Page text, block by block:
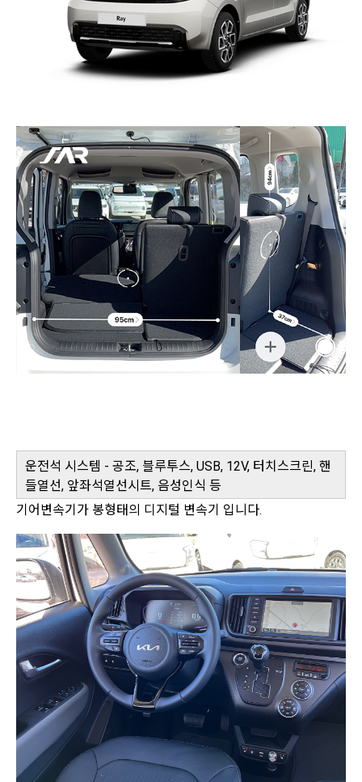
운전석 시스템 - 공조, 블루투스, USB, 12V, 터치스크린, 핸
들열선, 앞좌석열선시트, 음성인식 등
기어변속기가 봉형태의 디지털 변속기 입니다.